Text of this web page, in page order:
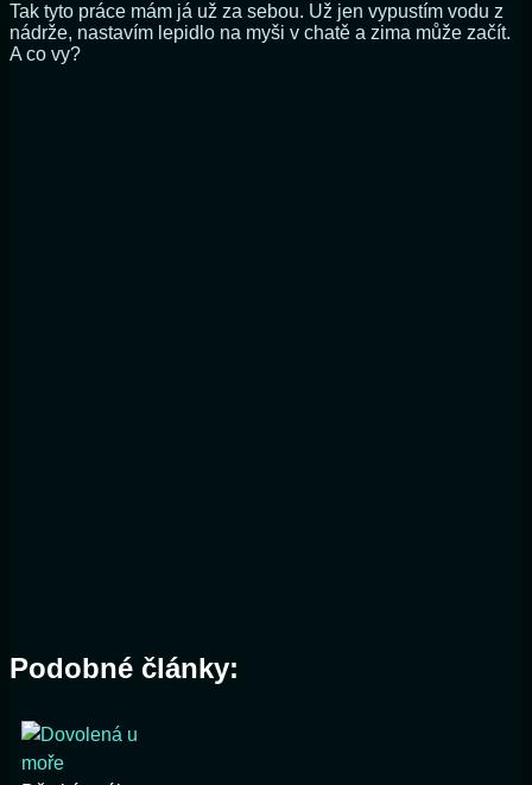
Tak tyto práce mám já už za sebou. Už jen vypustím vodu z
nádrže, nastavím lepidlo na myši v chatě a zima může začít.
A co vy?
Podobné články: